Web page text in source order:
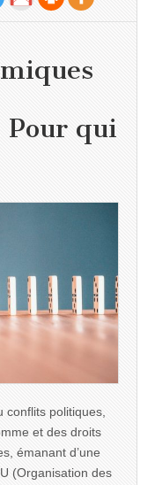
Pour qui
conflits politiques,
et des droits
émanant d’une
(Organisation des